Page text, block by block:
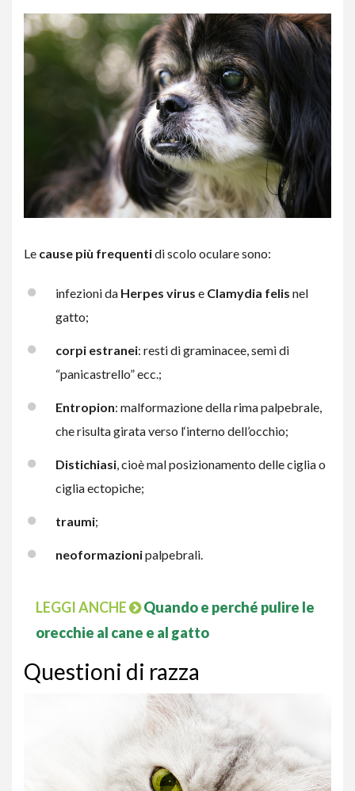
Le cause più frequentidi scolo oculare sono:
infezioni da Herpes virus e Clamydia felis nel
gatto;
corpi estranei: resti di graminacee, semi di
“panicastrello” ecc.;
Entropion: malformazione della rima palpebrale,
che risulta girata verso l‘interno dell’occhio;
Distichiasi, cioè mal posizionamento delle ciglia o
ciglia ectopiche;
traumi;
neoformazionipalpebrali.
LEGGI ANCHE
Quando e perché pulire le
orecchie al cane e al gatto
Questioni di razza